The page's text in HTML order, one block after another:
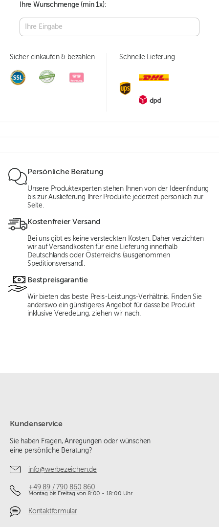
Ihre Wunschmenge (min1x):
Sicher einkaufen & bezahlen Schnelle Lieferung
Persönliche Beratung
Unsere Produktexperten stehen Ihnen von der Ideenfindung
bis zur Auslieferung Ihrer Produkte jederzeit persönlich zur
Seite.
Kostenfreier Versand
Bei uns gibt es keine versteckten Kosten. Daher verzichten
wir auf Versandkosten für eine Lieferung innerhalb
Deutschlands oder Österreichs (ausgenommen
Speditionsversand).
Bestpreisgarantie
Wir bieten das beste Preis-Leistungs-Verhältnis. Finden Sie
anderswo ein günstigeres Angebot für dasselbe Produkt
inklusive Veredelung, ziehen wir nach.
Kundenservice
Sie haben Fragen, Anregungen oder wünschen
eine persönliche Beratung?
info@werbezeichen.de
+49 89 / 790 860 860
Montag bis Freitag von 8:00 - 18:00 Uhr
Kontaktformular